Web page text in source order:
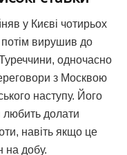
у Києві чотирьох
потім вирушив до
одночасно
з Москвою
наступу. Його
любить долати
навіть якщо це
на добу.